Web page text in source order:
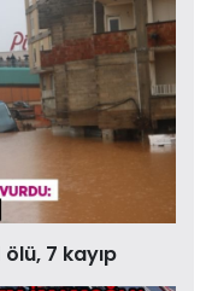
7 kayıp